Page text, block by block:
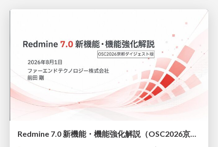
Redmine 7.0 新機能・機能強化解説（OSC2026京都ダイジェスト版）